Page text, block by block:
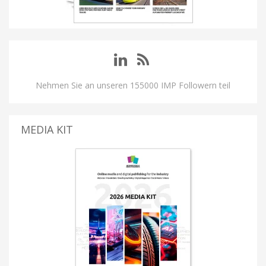
Nehmen Sie an unseren 155000 IMP Followern teil
MEDIA KIT